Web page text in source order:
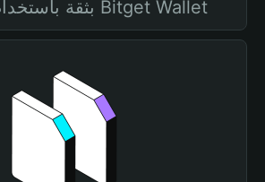
MAVEN بثقة باستخدام Bitget Wallet